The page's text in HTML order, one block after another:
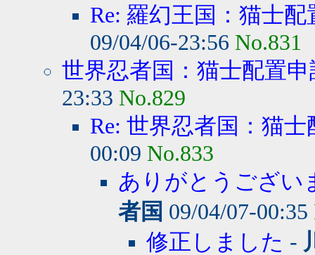
Re: 羅幻王国：猫士配
09/04/06-23:56 No.831
世界忍者国：猫士配置申
23:33 No.829
Re: 世界忍者国：猫士
00:09 No.833
ありがとうござい
者国 09/04/07-00:35
修正しました -